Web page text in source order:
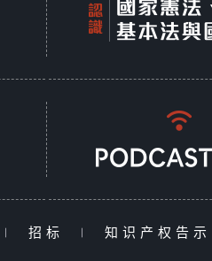
| 招标 | 知识产权告示